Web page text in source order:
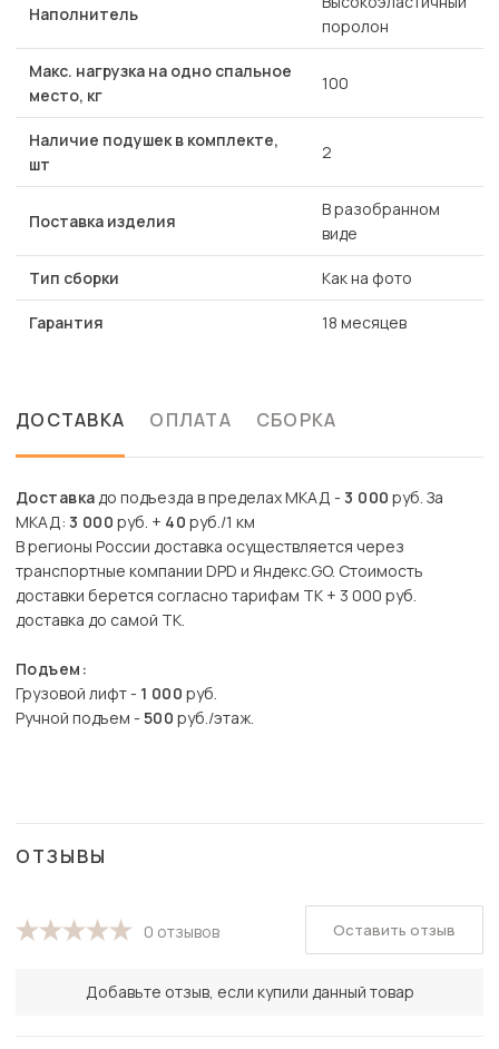
Наполнитель
поролон
Макс. нагрузка на одно спальное
место, кг
100
Наличие подушек в комплекте,
шт
2
Поставка изделия
В разобранном
виде
Тип сборки Как на фото
Гарантия 18 месяцев
ДОСТАВКА ОПЛАТА СБОРКА
Доставкадо подъезда в пределах МКАД -3 000 руб. За
МКАД: 3 000 руб. + 40 руб./1 км
В регионы России доставка осуществляется через
транспортные компании DPD и Яндекс.GO. Стоимость
доставки берется согласно тарифам ТК + 3 000 руб.
доставка до самой ТК.
Подъем:
Грузовой лифт - 1 000 руб.
Ручной подъем - 500 руб./этаж.
ОТЗЫВЫ
0 отзывов
Добавьте отзыв, если купили данный товар
Оставить отзыв